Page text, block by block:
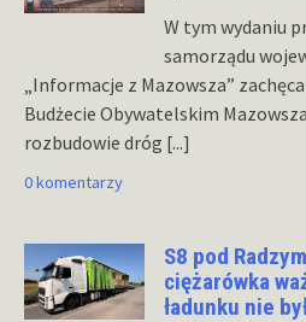
W tym wydaniu
samorządu
„Informacje z Mazowsza”
Budżecie Obywatelskim
rozbudowie dróg [...]
0 komentarzy
S8 pod
ciężarówka
ładunku nie